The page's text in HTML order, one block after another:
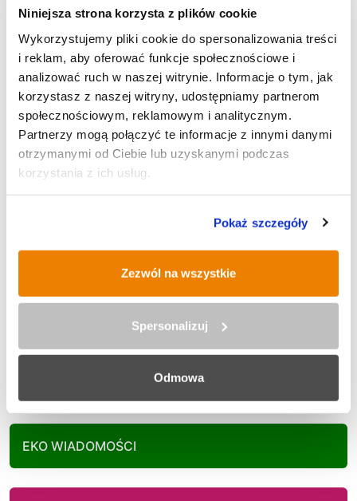
Niniejsza strona korzysta z plików cookie
Wykorzystujemy pliki cookie do spersonalizowania treści
i reklam, aby oferować funkcje społecznościowe i
analizować ruch w naszej witrynie. Informacje o tym, jak
korzystasz z naszej witryny, udostępniamy partnerom
społecznościowym, reklamowym i analitycznym.
Partnerzy mogą połączyć te informacje z innymi danymi
otrzymanymi od Ciebie lub uzyskanymi podczas
korzystania z ich usług.
Pokaż szczegóły
Zezwól na wszystkie
Spersonalizuj
Odmowa
przyłączyć.
– Dziękuję za rozmowę.
Autor wpisu
Wszystkie moje artykuły
EKO WIADOMOŚCI